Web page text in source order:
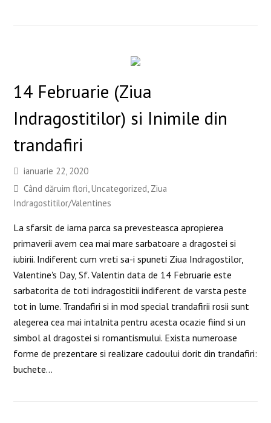
14 Februarie (Ziua
Indragostitilor) si Inimile din
trandafiri
ianuarie 22, 2020
Când dăruim flori ,Uncategorized Ziua
Indragostitilor/Valentines
La sfarsit de iarna parca sa prevesteasca apropierea
primaverii avem cea mai mare sarbatoare a dragostei si
iubirii. Indiferent cum vreti sa-i spuneti Ziua Indragostilor,
Valentine's Day, Sf. Valentin data de 14 Februarie este
sarbatorita de toti indragostitii indiferent de varsta peste
tot in lume. Trandafiri si in mod special trandafirii rosii sunt
alegerea cea mai intalnita pentru acesta ocazie fiind si un
simbol al dragostei si romantismului. Exista numeroase
forme de prezentare si realizare cadoului dorit din trandafiri:
buchete…